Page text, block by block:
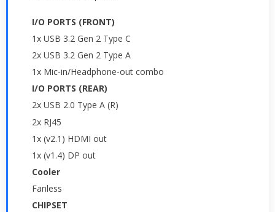
I/O PORTS (FRONT)
1x USB 3.2 Gen 2 Type C
2x USB 3.2 Gen 2 Type A
1x Mic-in/Headphone-out combo
I/O PORTS (REAR)
2x USB 2.0 Type A (R)
2x RJ45
1x (v2.1) HDMI out
1x (v1.4) DP out
Cooler
Fanless
CHIPSET